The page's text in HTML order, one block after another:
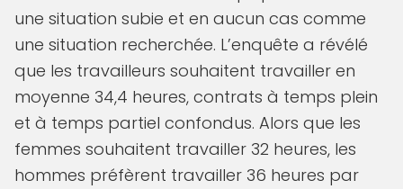
une situation subie et en aucun cas comme
une situation recherchée. L’enquête a révélé
que les travailleurs souhaitent travailler en
moyenne 34,4 heures, contrats à temps plein
et à temps partiel confondus. Alors que les
femmes souhaitent travailler 32 heures, les
hommes préfèrent travailler 36 heures par